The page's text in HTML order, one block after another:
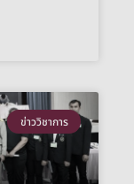
ข่าววิชาการ